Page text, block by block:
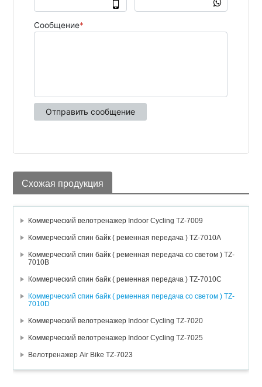
Схожая продукция
Коммерческий велотренажер Indoor Cycling TZ-7009
Коммерческий спин байк ( ременная передача ) TZ-7010A
Коммерческий спин байк ( ременная передача со светом ) TZ-
7010B
Коммерческий спин байк ( ременная передача ) TZ-7010C
Коммерческий спин байк ( ременная передача со светом ) TZ-
7010D
Коммерческий велотренажер Indoor Cycling TZ-7020
Коммерческий велотренажер Indoor Cycling TZ-7025
Велотренажер Air Bike TZ-7023